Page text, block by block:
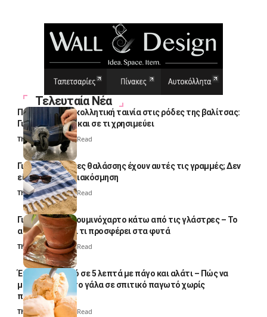
Τελευταία Νέα
Πολλοί βάζουν κολλητική ταινία στις ρόδες της βαλίτσας:
Γιατί το κάνουν και σε τι χρησιμεύει
Thali Ombre4 Min Read
Γιατί οι πετσέτες θαλάσσης έχουν αυτές τις γραμμές; Δεν
είναι μόνο για διακόσμηση
Thali Ombre5 Min Read
Γιατί βάζουν αλουμινόχαρτο κάτω από τις γλάστρες – Το
απλό κόλπο και τι προσφέρει στα φυτά
Thali Ombre4 Min Read
Έτοιμο παγωτό σε 5 λεπτά με πάγο και αλάτι – Πώς να
μετατρέψετε το γάλα σε σπιτικό παγωτό χωρίς
παγωτομηχανή
Thali Ombre 4 Min Read